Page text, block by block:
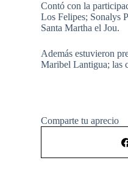
Contó con la
Los Felipes; Sonalys
Santa Martha el Jou.
Además estuvieron
Maribel Lantigua; las
Comparte tu aprecio